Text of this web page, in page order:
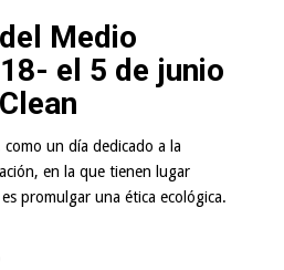
Medio
el 5 de junio
un día dedicado a la
en la que tienen lugar
promulgar una ética ecológica.